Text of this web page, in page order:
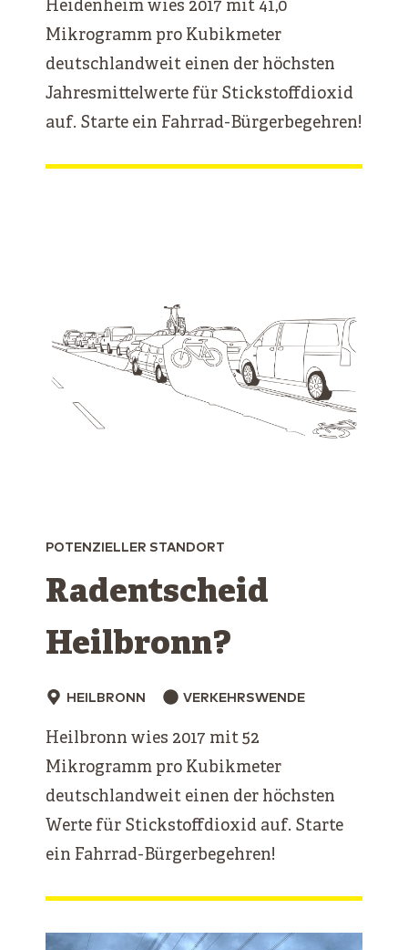
Heidenheim wies 2017 mit 41,0
Mikrogramm pro Kubikmeter
deutschlandweit einen der höchsten
Jahresmittelwerte für Stickstoffdioxid
auf. Starte ein Fahrrad-Bürgerbegehren!
POTENZIELLER STANDORT
Radentscheid
Heilbronn?
HEILBRONN VERKEHRSWENDE
Heilbronn wies 2017 mit 52
Mikrogramm pro Kubikmeter
deutschlandweit einen der höchsten
Werte für Stickstoffdioxid auf. Starte
ein Fahrrad-Bürgerbegehren!